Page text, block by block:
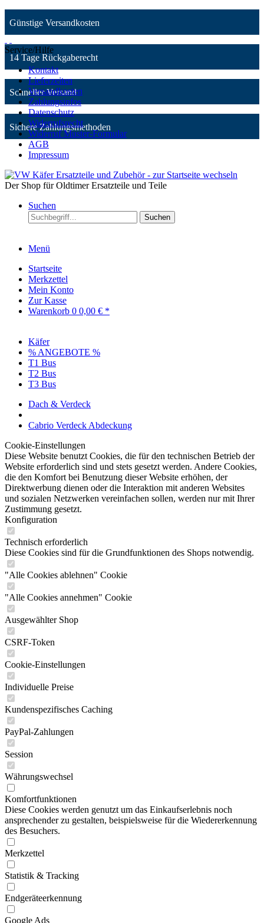
Günstige Versandkosten
14 Tage Rückgaberecht
Schneller Versand
Sichere Zahlungsmethoden
Service/Hilfe
Kontakt
Lieferzeiten
Versandkosten
Zahlungsinfos
Datenschutz
Widerrufsrecht
Widerruf Muster-Formular
AGB
Impressum
Der Shop für Oldtimer Ersatzteile und Teile
Suchen
Suchen
Menü
Startseite
Merkzettel
Mein Konto
Zur Kasse
Warenkorb 0 0,00 € *
Käfer
% ANGEBOTE %
T1 Bus
T2 Bus
T3 Bus
Dach & Verdeck
Cabrio Verdeck Abdeckung
Cookie-Einstellungen
Diese Website benutzt Cookies, die für den technischen Betrieb der
Website erforderlich sind und stets gesetzt werden. Andere Cookies,
die den Komfort bei Benutzung dieser Website erhöhen, der
Direktwerbung dienen oder die Interaktion mit anderen Websites
und sozialen Netzwerken vereinfachen sollen, werden nur mit Ihrer
Zustimmung gesetzt.
Konfiguration
Technisch erforderlich
Diese Cookies sind für die Grundfunktionen des Shops notwendig.
"Alle Cookies ablehnen" Cookie
"Alle Cookies annehmen" Cookie
Ausgewählter Shop
CSRF-Token
Cookie-Einstellungen
Individuelle Preise
Kundenspezifisches Caching
PayPal-Zahlungen
Session
Währungswechsel
Komfortfunktionen
Diese Cookies werden genutzt um das Einkaufserlebnis noch
ansprechender zu gestalten, beispielsweise für die Wiedererkennung
des Besuchers.
Merkzettel
Statistik & Tracking
Endgeräteerkennung
Google Ads